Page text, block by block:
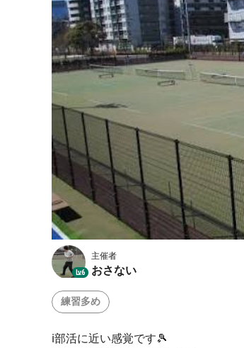
Lv.6
主催者
おさない
練習多め
ℹ️部活に近い感覚です🎾